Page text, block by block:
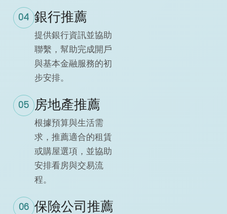
04 銀行推薦
提供銀行資訊並協助
聯繫，幫助完成開戶
與基本金融服務的初
步安排。
05 房地產推薦
根據預算與生活需
求，推薦適合的租賃
或購屋選項，並協助
安排看房與交易流
程。
06 保險公司推薦